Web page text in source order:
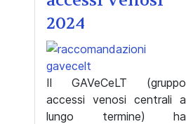
2024
Il GAVeCeLT (gruppo
accessi venosi centrali a
lungo termine) ha